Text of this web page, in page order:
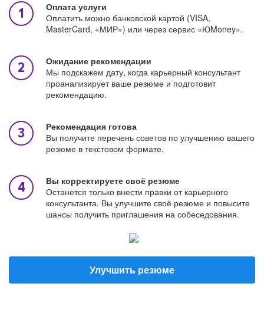
Оплата услуги
Оплатить можно банковской картой (VISA,
MasterCard, «МИР») или через сервис «ЮMoney».
Ожидание рекомендации
Мы подскажем дату, когда карьерный консультант
проанализирует ваше резюме и подготовит
рекомендацию.
Рекомендация готова
Вы получите перечень советов по улучшению вашего
резюме в текстовом формате.
Вы корректируете своё резюме
Останется только внести правки от карьерного
консультанта. Вы улучшите своё резюме и повысите
шансы получить приглашения на собеседования.
Улучшить резюме